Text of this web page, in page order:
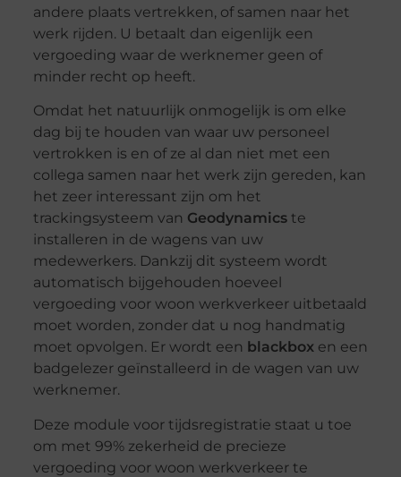
andere plaats vertrekken, of samen naar het
werk rijden. U betaalt dan eigenlijk een
vergoeding waar de werknemer geen of
minder recht op heeft.
Omdat het natuurlijk onmogelijk is om elke
dag bij te houden van waar uw personeel
vertrokken is en of ze al dan niet met een
collega samen naar het werk zijn gereden, kan
het zeer interessant zijn om het
trackingsysteem van Geodynamicste
installeren in de wagens van uw
medewerkers. Dankzij dit systeem wordt
automatisch bijgehouden hoeveel
vergoeding voor woon werkverkeer uitbetaald
moet worden, zonder dat u nog handmatig
moet opvolgen. Er wordt een blackboxen een
badgelezer geïnstalleerd in de wagen van uw
werknemer.
Deze module voor tijdsregistratie staat u toe
om met 99% zekerheid de precieze
vergoeding voor woon werkverkeer te